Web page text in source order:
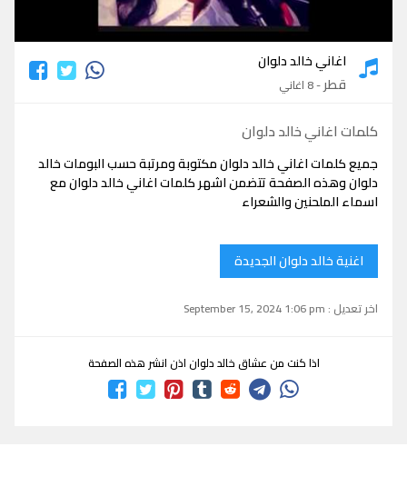
كلمات اغاني خالد دلوان
اغاني خالد دلوان
قطر- 8 اغاني
كلمات اغاني خالد دلوان
جميع كلمات اغاني خالد دلوان مكتوبة ومرتبة حسب البومات خالد
دلوان وهذه الصفحة تتضمن اشهر كلمات اغاني خالد دلوان مع
اسماء الملحنين والشعراء
اغنية خالد دلوان الجديدة
اخر تعديل : September 15, 2024 1:06 pm
اذا كنت من عشاق خالد دلوان اذن انشر هذه الصفحة